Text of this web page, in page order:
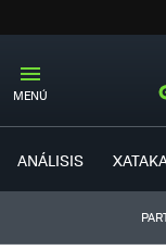
MENÚ
ANÁLISIS